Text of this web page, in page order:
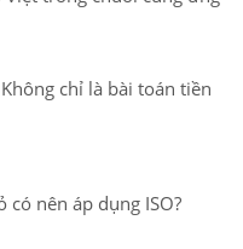
chỉ là bài toán tiền
có nên áp dụng ISO?